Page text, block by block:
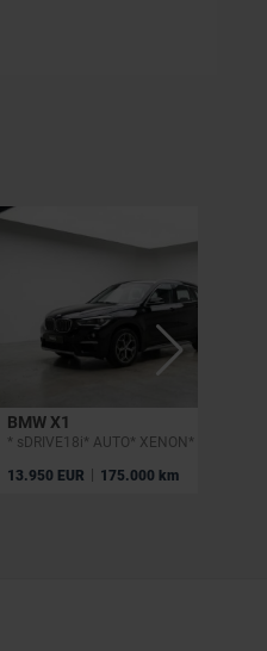
BMW X1
13.950 EUR | 175.000 km